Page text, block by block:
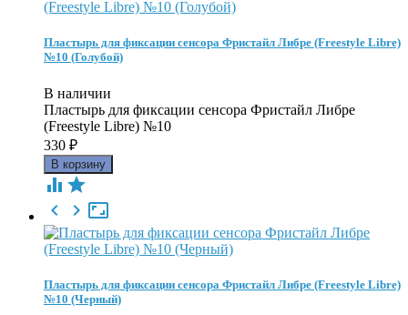
Пластырь для фиксации сенсора Фристайл Либре (Freestyle Libre)
№10 (Голубой)
В наличии
Пластырь для фиксации сенсора Фристайл Либре
(Freestyle Libre) №10
330 ₽
 

 
Пластырь для фиксации сенсора Фристайл Либре (Freestyle Libre)
№10 (Черный)